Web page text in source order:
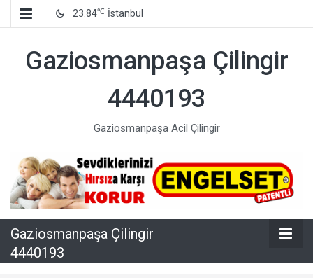
23.84℃ İstanbul
Gaziosmanpaşa Çilingir
4440193
Gaziosmanpaşa Acil Çilingir
Gaziosmanpaşa Çilingir
4440193